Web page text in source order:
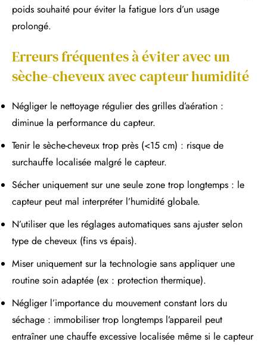
poids souhaité pour éviter la fatigue lors d’un usage
prolongé.
Erreurs fréquentes à éviter avec un
sèche-cheveux avec capteur humidité
Négliger le nettoyage régulier des grilles d’aération :
diminue la performance du capteur.
Tenir le sèche-cheveux trop près (<15 cm) : risque de
surchauffe localisée malgré le capteur.
Sécher uniquement sur une seule zone trop longtemps : le
capteur peut mal interpréter l’humidité globale.
N’utiliser que les réglages automatiques sans ajuster selon
type de cheveux (fins vs épais).
Miser uniquement sur la technologie sans appliquer une
routine soin adaptée (ex : protection thermique).
Négliger l’importance du mouvement constant lors du
séchage : immobiliser trop longtemps l’appareil peut
entraîner une chauffe excessive localisée même si le capteur